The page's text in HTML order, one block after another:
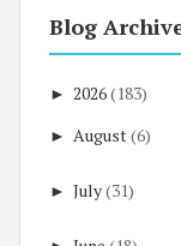
Blog
► 2026(183)
► August(6)
► July(31)